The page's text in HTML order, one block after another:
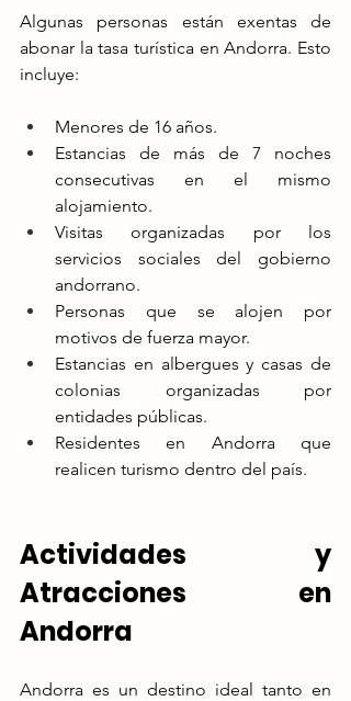
Algunas personas están exentas de
abonar la tasa turística en Andorra. Esto
incluye:
Menores de 16 años.
Estancias de más de 7 noches
consecutivas en el mismo
alojamiento.
Visitas organizadas por los
servicios sociales del gobierno
andorrano.
Personas que se alojen por
motivos de fuerza mayor.
Estancias en albergues y casas de
colonias organizadas por
entidades públicas.
Residentes en Andorra que
realicen turismo dentro del país.
Actividades y
Atracciones en
Andorra
Andorra es un destino ideal tanto en